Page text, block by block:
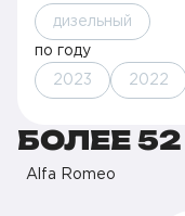
дизельный
по году
2023 2022
БОЛЕЕ
Alfa Romeo